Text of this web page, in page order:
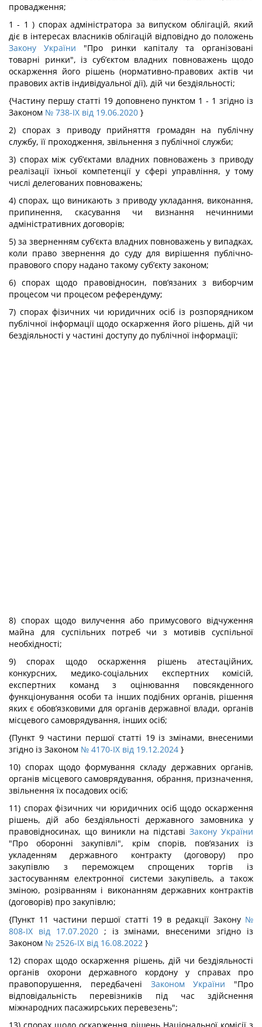
провадження;
1 - 1 ) спорах адміністратора за випуском облігацій, який
діє в інтересах власників облігацій відповідно до положень
Закону України "Про ринки капіталу та організовані
товарні ринки", із суб’єктом владних повноважень щодо
оскарження його рішень (нормативно-правових актів чи
правових актів індивідуальної дії), дій чи бездіяльності;
{Частину першу статті 19 доповнено пунктом 1 - 1 згідно із
Законом № 738-IX від 19.06.2020 }
2) спорах з приводу прийняття громадян на публічну
службу, її проходження, звільнення з публічної служби;
3) спорах між суб’єктами владних повноважень з приводу
реалізації їхньої компетенції у сфері управління, у тому
числі делегованих повноважень;
4) спорах, що виникають з приводу укладання, виконання,
припинення, скасування чи визнання нечинними
адміністративних договорів;
5) за зверненням суб’єкта владних повноважень у випадках,
коли право звернення до суду для вирішення публічно-
правового спору надано такому суб’єкту законом;
6) спорах щодо правовідносин, пов’язаних з виборчим
процесом чи процесом референдуму;
7) спорах фізичних чи юридичних осіб із розпорядником
публічної інформації щодо оскарження його рішень, дій чи
бездіяльності у частині доступу до публічної інформації;
8) спорах щодо вилучення або примусового відчуження
майна для суспільних потреб чи з мотивів суспільної
необхідності;
9) спорах щодо оскарження рішень атестаційних,
конкурсних, медико-соціальних експертних комісій,
експертних команд з оцінювання повсякденного
функціонування особи та інших подібних органів, рішення
яких є обов’язковими для органів державної влади, органів
місцевого самоврядування, інших осіб;
{Пункт 9 частини першої статті 19 із змінами, внесеними
згідно із Законом № 4170-IX від 19.12.2024 }
10) спорах щодо формування складу державних органів,
органів місцевого самоврядування, обрання, призначення,
звільнення їх посадових осіб;
11) спорах фізичних чи юридичних осіб щодо оскарження
рішень, дій або бездіяльності державного замовника у
правовідносинах, що виникли на підставіЗакону України
"Про оборонні закупівлі", крім спорів, пов’язаних із
укладенням державного контракту (договору) про
закупівлю з переможцем спрощених торгів із
застосуванням електронної системи закупівель, а також
зміною, розірванням і виконанням державних контрактів
(договорів) про закупівлю;
{Пункт 11 частини першої статті 19 в редакції Закону №
808-IX від 17.07.2020; із змінами, внесеними згідно із
Законом № 2526-IX від 16.08.2022 }
12) спорах щодо оскарження рішень, дій чи бездіяльності
органів охорони державного кордону у справах про
правопорушення, передбачені Законом України "Про
відповідальність перевізників під час здійснення
міжнародних пасажирських перевезень";